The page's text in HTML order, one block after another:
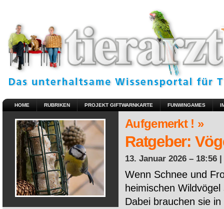
HOME RUBRIKEN PROJEKT GIFTWARNKARTE FUNWINGAMES
Aufgemerkt ! »
Ratgeber:
13. Januar 2026 – 18:56 |
Wenn Schnee und
heimischen
Dabei brauchen sie